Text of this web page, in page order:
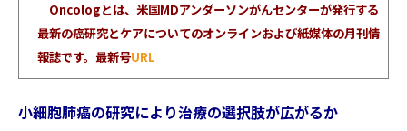
Oncologとは、米国MDアンダーソンがんセンターが発行する
最新の癌研究とケアについてのオンラインおよび紙媒体の月刊情
報誌です。最新号URL
小細胞肺癌の研究により治療の選択肢が広がるか